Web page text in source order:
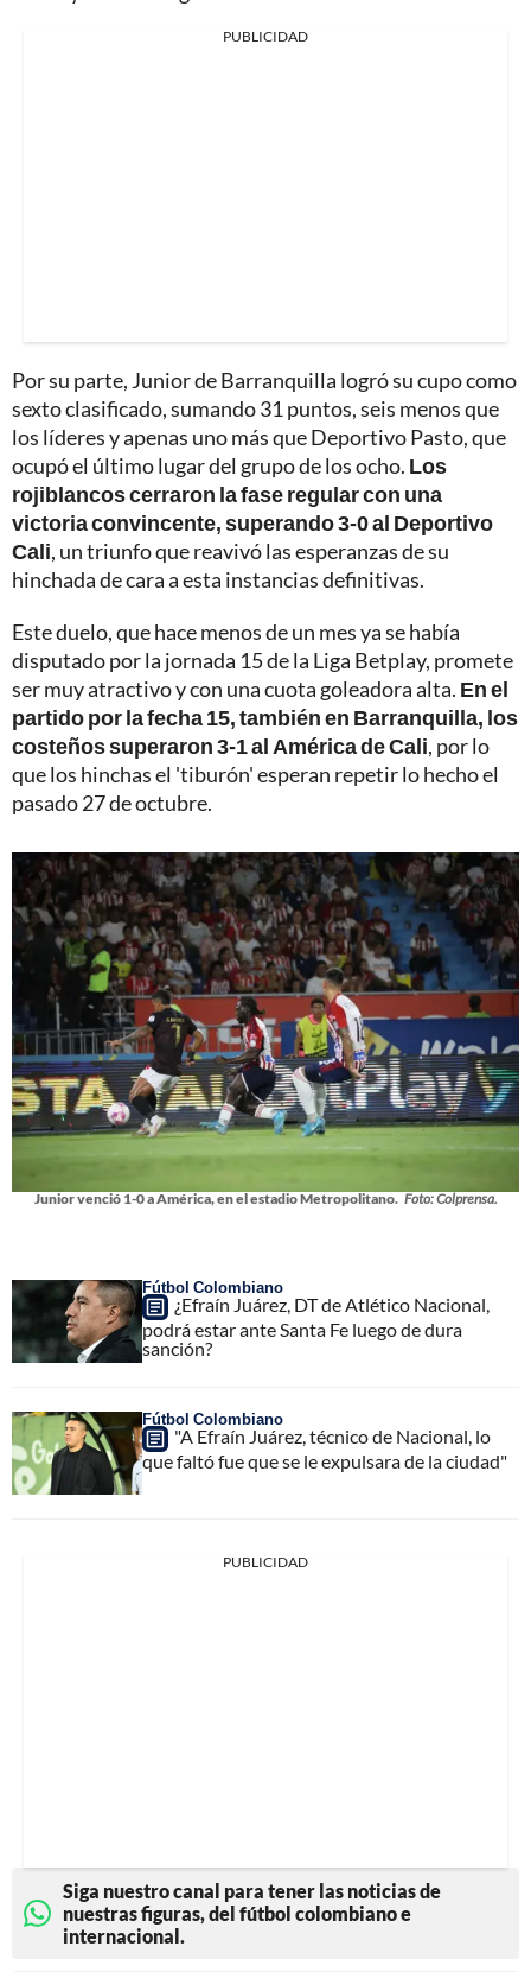
PUBLICIDAD
Por su parte, Junior de Barranquilla logró su cupo como
sexto clasificado, sumando 31 puntos, seis menos que
los líderes y apenas uno más que Deportivo Pasto, que
ocupó el último lugar del grupo de los ocho. Los
rojiblancos cerraron la fase regular con una
victoria convincente, superando 3-0 al Deportivo
Cali, un triunfo que reavivó las esperanzas de su
hinchada de cara a esta instancias definitivas.
Este duelo, que hace menos de un mes ya se había
disputado por la jornada 15 de la Liga Betplay, promete
ser muy atractivo y con una cuota goleadora alta. En el
partido por la fecha 15, también en Barranquilla, los
costeños superaron 3-1 al América de Cali, por lo
que los hinchas el 'tiburón' esperan repetir lo hecho el
pasado 27 de octubre.
Junior venció 1-0 a América, en el estadio Metropolitano. Foto: Colprensa.
Fútbol Colombiano
¿Efraín Juárez, DT de Atlético Nacional,
podrá estar ante Santa Fe luego de dura
sanción?
Fútbol Colombiano
"A Efraín Juárez, técnico de Nacional, lo
que faltó fue que se le expulsara de la ciudad"
PUBLICIDAD
Siga nuestro canal para tener las noticias de
nuestras figuras, del fútbol colombiano e
internacional.